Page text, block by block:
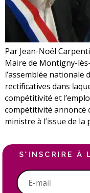
Par Jean-Noël
Maire de Montigny-
l’assemblée nationale
rectificatives dans
compétitivité et
compétitivité annoncé
ministre à l’issue de
S'INSCRIRE À